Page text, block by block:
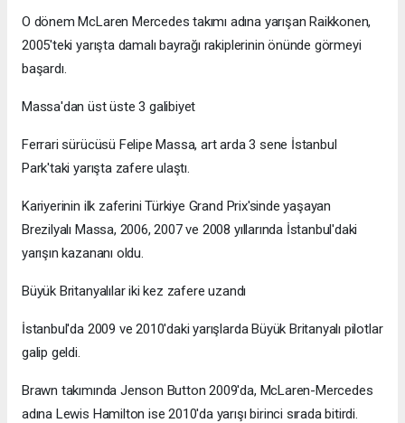
O dönem McLaren Mercedes takımı adına yarışan Raikkonen,
2005'teki yarışta damalı bayrağı rakiplerinin önünde görmeyi
başardı.
Massa'dan üst üste 3 galibiyet
Ferrari sürücüsü Felipe Massa, art arda 3 sene İstanbul
Park'taki yarışta zafere ulaştı.
Kariyerinin ilk zaferini Türkiye Grand Prix'sinde yaşayan
Brezilyalı Massa, 2006, 2007 ve 2008 yıllarında İstanbul'daki
yarışın kazananı oldu.
Büyük Britanyalılar iki kez zafere uzandı
İstanbul'da 2009 ve 2010'daki yarışlarda Büyük Britanyalı pilotlar
galip geldi.
Brawn takımında Jenson Button 2009'da, McLaren-Mercedes
adına Lewis Hamilton ise 2010'da yarışı birinci sırada bitirdi.